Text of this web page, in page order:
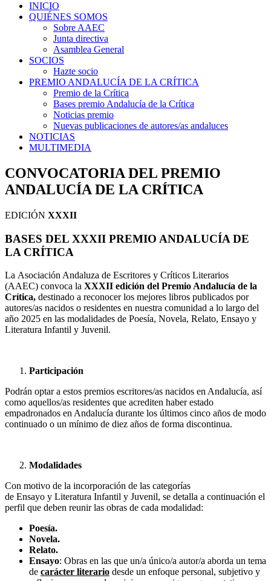
INICIO
QUIÉNES SOMOS
Sobre AAEC
Junta directiva
Asamblea General
SOCIOS
Hazte socio
PREMIO ANDALUCÍA DE LA CRÍTICA
Premio de la Crítica
Bases premio Andalucía de la Crítica
Noticias premio
Nuevas publicaciones de autores/as andaluces
NOTICIAS
MULTIMEDIA
CONVOCATORIA DEL PREMIO
ANDALUCÍA DE LA CRÍTICA
EDICIÓN XXXII
BASES DEL XXXII PREMIO ANDALUCÍA DE
LA CRÍTICA
La Asociación Andaluza de Escritores y Críticos Literarios
(AAEC) convoca la XXXII edición del Premio Andalucía de la
Crítica, destinado a reconocer los mejores libros publicados por
autores/as nacidos o residentes en nuestra comunidad a lo largo del
año 2025 en las modalidades de Poesía, Novela, Relato, Ensayo y
Literatura Infantil y Juvenil.
Participación
Podrán optar a estos premios escritores/as nacidos en Andalucía, así
como aquellos/as residentes que acrediten haber estado
empadronados en Andalucía durante los últimos cinco años de modo
continuado o un mínimo de diez años de forma discontinua.
Modalidades
Con motivo de la incorporación de las categorías
de Ensayo y Literatura Infantil y Juvenil, se detalla a continuación el
perfil que deben reunir las obras de cada modalidad:
Poesía.
Novela.
Relato.
Ensayo: Obras en las que un/a único/a autor/a aborda un tema
de carácter literario desde un enfoque personal, subjetivo y